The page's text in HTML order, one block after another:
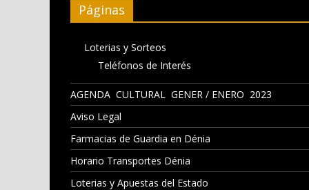
Páginas
Loterias y Sorteos
Teléfonos de Interés
AGENDA CULTURAL GENER / ENERO 2023
Aviso Legal
Farmacias de Guardia en Dénia
Horario Transportes Dénia
Loterias y Apuestas del Estado